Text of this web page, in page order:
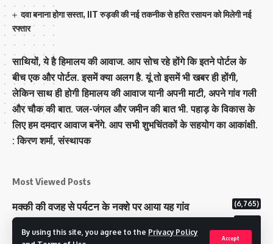
By using this site, you agree to the Privacy Policy
Accept
दवा बनाना होगा सस्ता, IIT रुड़की की नई तकनीक से हरित रसायन को मिलेगी नई
रफ्तार
साथियों, ये है हिमालय की आवाज. आप सोच रहे होंगे कि इतने पोर्टल के
बीच एक और पोर्टल. इसमें क्या अलग है. यूं तो इसमें भी खबर ही होंगी,
लेकिन साथ ही होगी हिमालय की आवाज यानी अपनी माटी, अपने गांव गली
और चौक की बात. जल-जंगल और जमीन की बात भी. पहाड़ के विकास के
लिए हम दमदार आवाज बनेंगे. आप सभी शुभचिंतकों के सहयोग का आकांक्षी.
: किरण शर्मा, संस्‍थापक
Most Viewed Posts
मक्‍की की वजह से पर्यटन के नक्‍शे पर आया यह गांव (6,765)
राज्य में 12 पी माइनस थ्री पोलिंग स्टेशन बनाए गए
टिहरी राजपरिवार के पास 200 करोड से अधिक की संपत्ति (5,107)